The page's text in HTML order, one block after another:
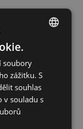
ENGLISH
CZECH
SLOVAK
ROMANIAN
soubory
zážitku. S
souhlas
v souladu s